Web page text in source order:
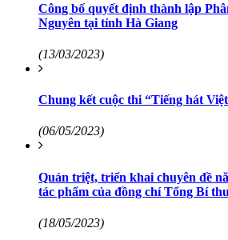
Công bố quyết định thành lập
Nguyên tại tỉnh Hà Giang
(13/03/2023)
Chung kết cuộc thi “Tiếng hát
(06/05/2023)
Quán triệt, triển khai chuyên đề
tác phẩm của đồng chí Tổng Bí
(18/05/2023)